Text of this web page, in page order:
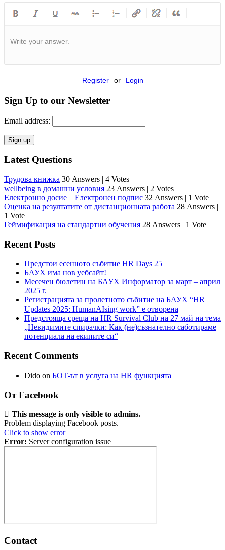
Write your answer.
Register or Login
Sign Up to our Newsletter
Email address:
Latest Questions
Трудова книжка 30 Answers | 4 Votes
wellbeing в домашни условия 23 Answers | 2 Votes
Електронно досие _ Електронен подпис 32 Answers | 1 Vote
Оценка на резултатите от дистанционната работа 28 Answers |
1 Vote
Геймификация на стандартни обучения 28 Answers | 1 Vote
Recent Posts
Предстои есенното събитие HR Days 25
БАУХ има нов уебсайт!
Месечен бюлетин на БАУХ Информатор за март – април
2025 г.
Регистрацията за пролетното събитие на БАУХ “HR
Updates 2025: HumanAIsing work” е отворена
Предстояща среща на HR Survival Club на 27 май на тема
„Невидимите спирачки: Как (не)съзнателно саботираме
потенциала на екипите си“
Recent Comments
Dido on БОТ-ът в услуга на HR функцията
От Facebook
This message is only visible to admins.
Problem displaying Facebook posts.
Click to show error
Error: Server configuration issue
Contact